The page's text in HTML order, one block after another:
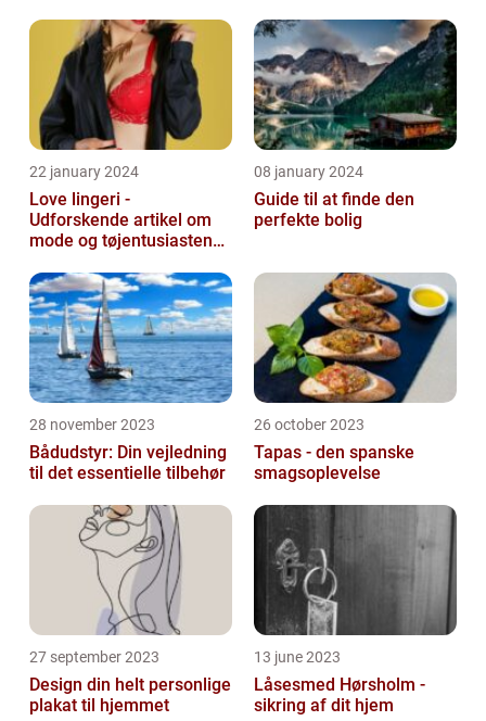
22 january 2024
Love lingeri -
Udforskende artikel om
mode og tøjentusiastens
08 january 2024
Guide til at finde den
perfekte bolig
28 november 2023
Bådudstyr: Din vejledning
til det essentielle tilbehør
26 october 2023
Tapas - den spanske
smagsoplevelse
27 september 2023
Design din helt personlige
plakat til hjemmet
13 june 2023
Låsesmed Hørsholm -
sikring af dit hjem